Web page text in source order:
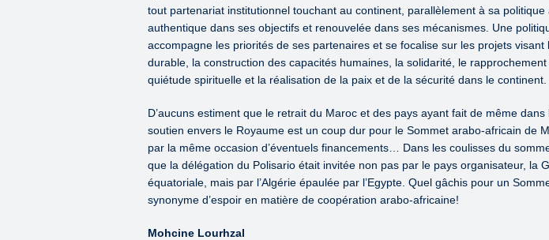
tout partenariat institutionnel touchant au continent, parallèlement à sa politique
authentique dans ses objectifs et renouvelée dans ses mécanismes. Une
accompagne les priorités de ses partenaires et se focalise sur les projets visant
durable, la construction des capacités humaines, la solidarité, le rapprochement
quiétude spirituelle et la réalisation de la paix et de la sécurité dans le continent.
D’aucuns estiment que le retrait du Maroc et des pays ayant fait de même
soutien envers le Royaume est un coup dur pour le Sommet arabo-africain de
par la même occasion d’éventuels financements… Dans les coulisses du
que la délégation du Polisario était invitée non pas par le pays organisateur, la
équatoriale, mais par l’Algérie épaulée par l’Egypte. Quel gâchis pour un
synonyme d’espoir en matière de coopération arabo-africaine!
Mohcine Lourhzal